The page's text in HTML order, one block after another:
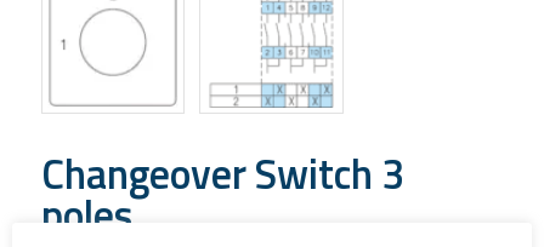
Changeover Switch 3
poles